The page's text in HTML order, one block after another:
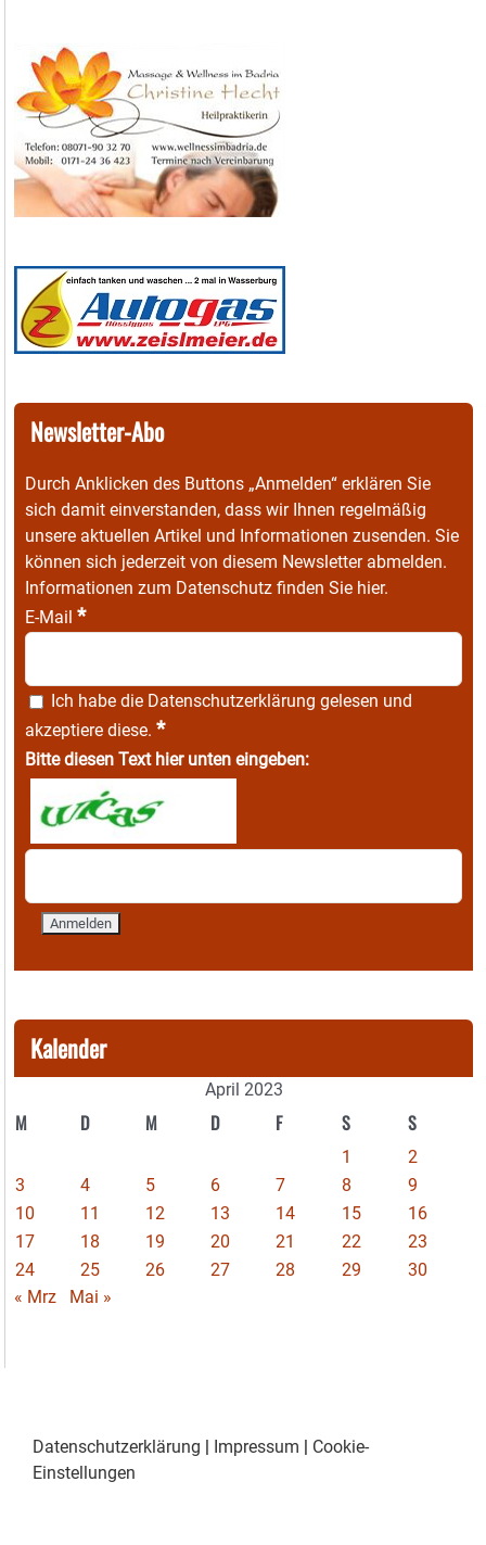
Newsletter-Abo
Durch Anklicken des Buttons „Anmelden“ erklären Sie
sich damit einverstanden, dass wir Ihnen regelmäßig
unsere aktuellen Artikel und Informationen zusenden. Sie
können sich jederzeit von diesem Newsletter abmelden.
Informationen zum Datenschutz finden Sie hier.
E-Mail *
Ich habe die Datenschutzerklärung gelesen und
akzeptiere diese. *
Bitte diesen Text hier unten eingeben:
Kalender
April 2023
M D M D F S S
1
2
3
4 5 6 7 8
9
10
11 12 13 14 15
16
17
18 19 20 21 22
23
24
25 26 27 28 29
30
« Mrz
Mai »
Datenschutzerklärung Impressum
Cookie-
Einstellungen